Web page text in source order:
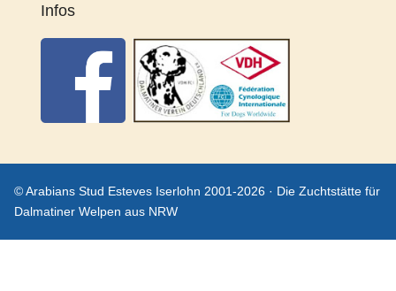
Infos
© Arabians Stud Esteves Iserlohn 2001-2026 · Die Zuchtstätte für
Dalmatiner Welpen aus NRW